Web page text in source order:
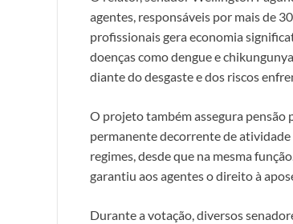
agentes, responsáveis por mais de
profissionais gera economia
doenças como dengue e
diante do desgaste e dos riscos
O projeto também assegura pensão
permanente decorrente de
regimes, desde que na mesma
garantiu aos agentes o direito à
Durante a votação, diversos